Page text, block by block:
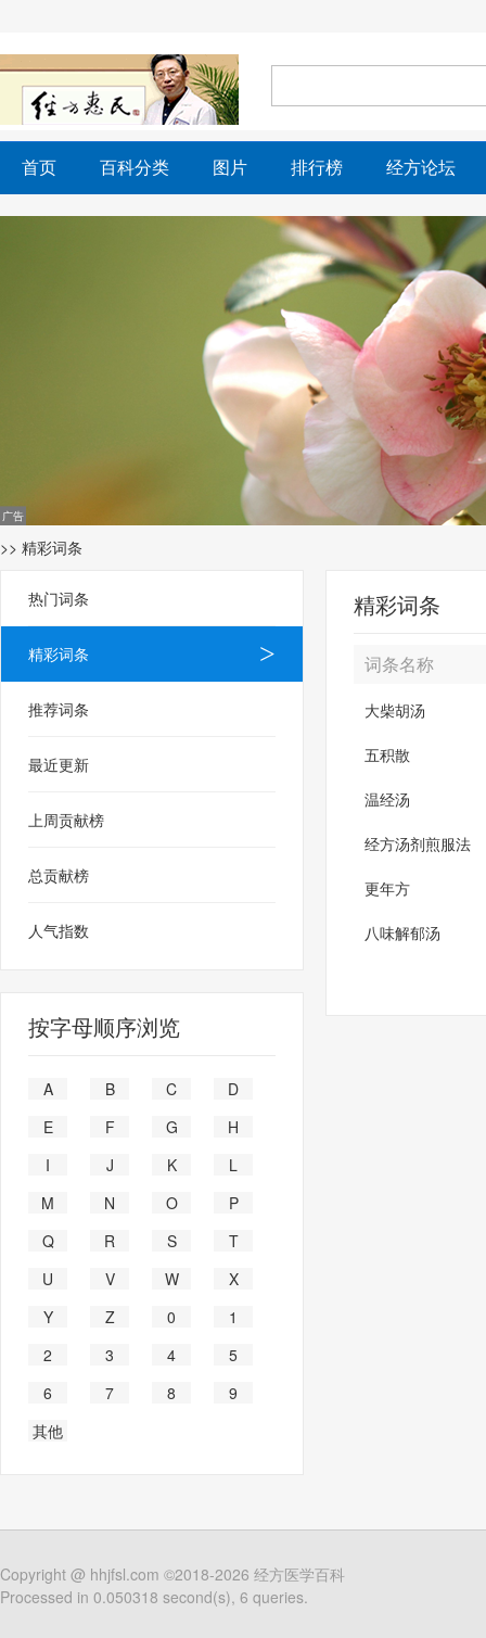
首页 百科分类 图片 排行榜 经方论坛
>> 精彩词条
精彩词条
词条名称
大柴胡汤
五积散
温经汤
经方汤剂煎服法
更年方
八味解郁汤
热门词条
精彩词条
推荐词条
最近更新
上周贡献榜
总贡献榜
人气指数
按字母顺序浏览
A B C
D
E
F G
H
I
J K
L
M
N O
P
Q
R S
T
U
V W
X
Y
Z 0
1
2
3 4
5
6
7 8
9
其他
Copyright @ hhjfsl.com ©2018-2026 经方医学百科
Processed in 0.050318 second(s), 6 queries.